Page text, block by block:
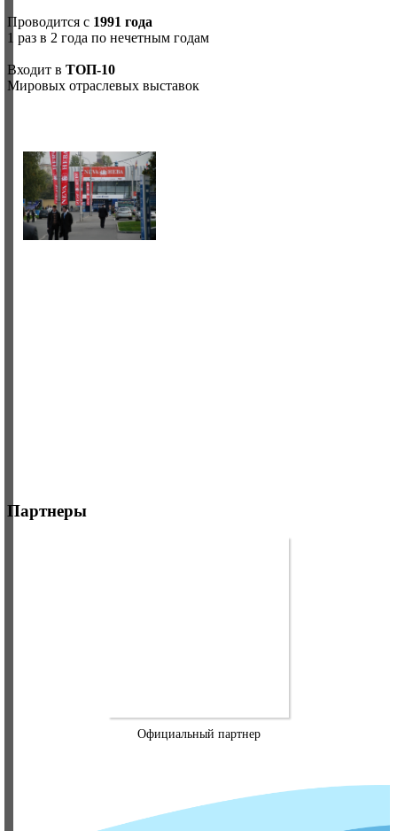
Проводится с 1991 года
1 раз в 2 года по нечетным годам
Входит в ТОП-10
Мировых отраслевых выставок
Партнеры
Официальный партнер